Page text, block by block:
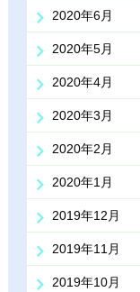
2020年6月
2020年5月
2020年4月
2020年3月
2020年2月
2020年1月
2019年12月
2019年11月
2019年10月